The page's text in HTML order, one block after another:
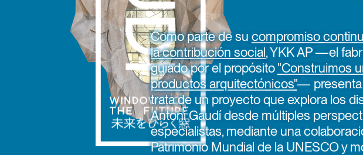
Como parte de su compromiso
la contribución social, YKK AP —el
guiado por el propósito"Construimos
productos arquitectónicos"— presenta
trata de un proyecto que explora los
Antoni Gaudí desde múltiples
especialistas, mediante una
Patrimonio Mundial de la UNESCO y